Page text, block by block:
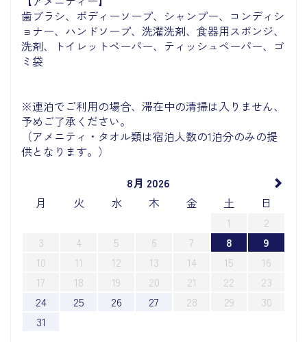
歯ブラシ、ボディーソープ、シャンプー、コンディシ
ョナー、ハンドソープ、洗濯洗剤、食器用スポンジ、
洗剤、トイレットペーパー、ティッシュペーパー、ゴ
ミ袋
※連泊でご利用の場合、滞在中の清掃は入りません、
予めご了承ください。
（アメニティ・タオル類は宿泊人数の1泊分のみの提
供となります。）
8月 2026
月
火 水 木 金 土
日
1
2
3
4 5 6 7 8
9
10
11 12 13 14 15
16
17
18 19 20 21 22
23
24
25 26 27 28 29
30
31